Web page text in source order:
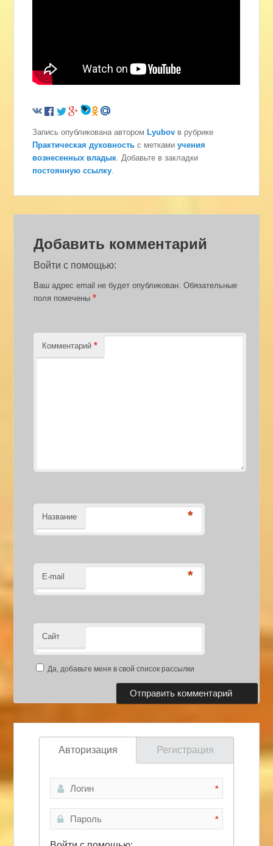
Запись опубликована автором Lyubov в рубрике
Практическая духовность с меткамиучения
вознесенных владык. Добавьте в закладки
постоянную ссылку.
Добавить комментарий
Войти с помощью:
Ваш адрес email не будет опубликован. Обязательные
поля помечены*
Комментарий*
Название *
E-mail *
Сайт
Да, добавьте меня в свой список рассылки
Авторизация Регистрация
*
*